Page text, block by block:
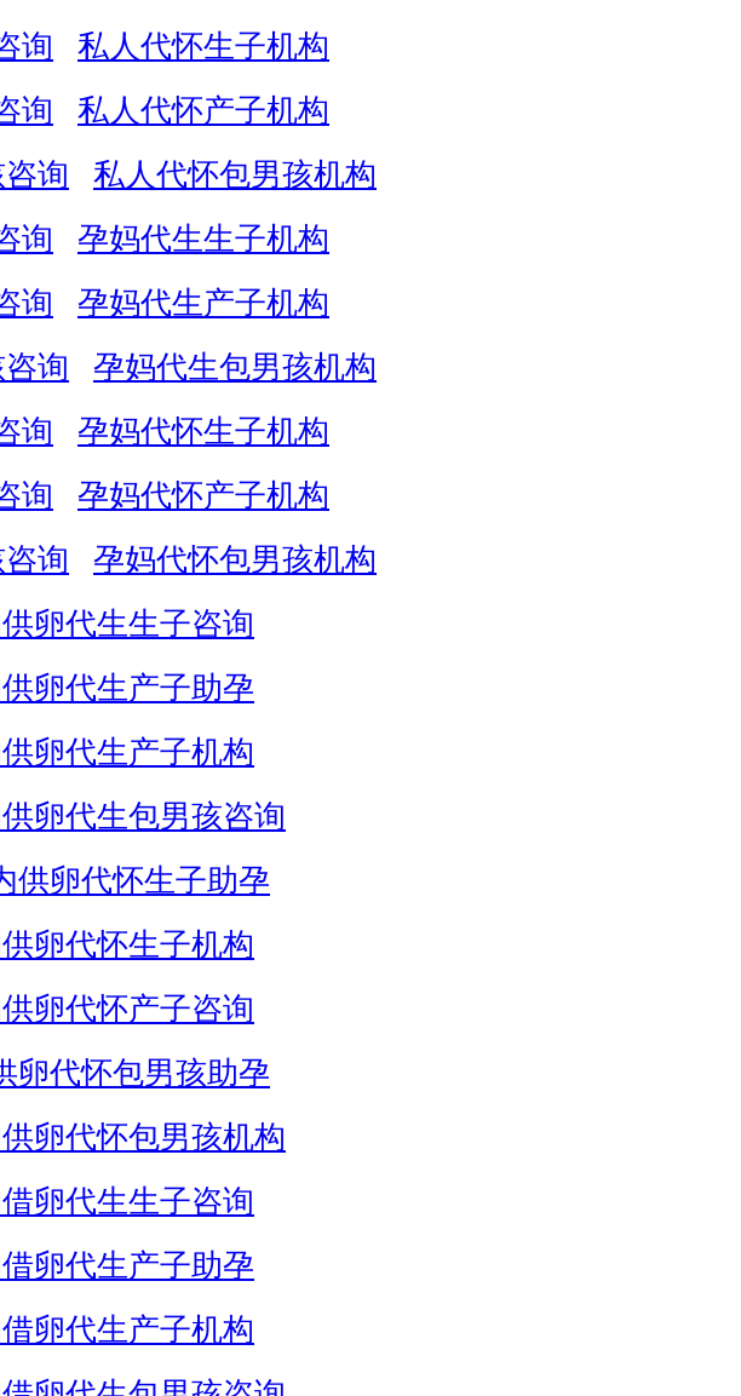
询
私人代怀生子机构
询
私人代怀产子机构
询
私人代怀包男孩机构
询
孕妈代生生子机构
询
孕妈代生产子机构
询
孕妈代生包男孩机构
询
孕妈代怀生子机构
询
孕妈代怀产子机构
询
孕妈代怀包男孩机构
卵代生生子咨询
卵代生产子助孕
卵代生产子机构
卵代生包男孩咨询
供卵代怀生子助孕
卵代怀生子机构
卵代怀产子咨询
卵代怀包男孩助孕
卵代怀包男孩机构
卵代生生子咨询
卵代生产子助孕
卵代生产子机构